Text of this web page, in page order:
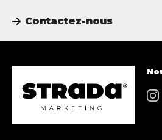
Contactez-nous